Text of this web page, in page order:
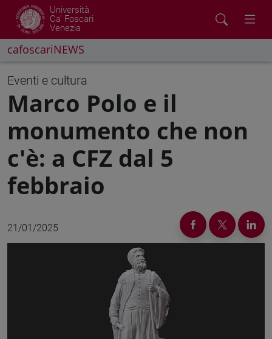
Università
Ca' Foscari
Venezia
cafoscariNEWS
Eventi e cultura
Marco Polo e il
monumento che non
c'è: a CFZ dal 5
febbraio
21/01/2025